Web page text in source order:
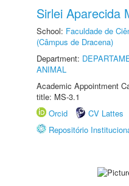
Sirlei Aparecida
School: Faculdade de
(Câmpus de Dracena)
Department:
ANIMAL
Academic Appointment
title: MS-3.1
Orcid
CV Lattes
Repositório